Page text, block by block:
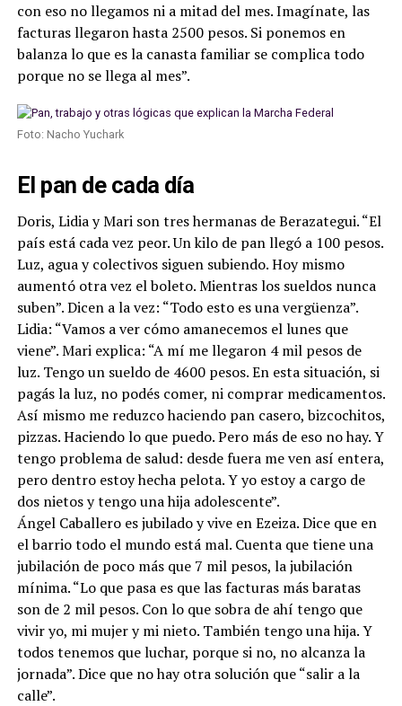
con eso no llegamos ni a mitad del mes. Imagínate, las
facturas llegaron hasta 2500 pesos. Si ponemos en
balanza lo que es la canasta familiar se complica todo
porque no se llega al mes”.
Foto: Nacho Yuchark
El pan de cada día
Doris, Lidia y Mari son tres hermanas de Berazategui. “El
país está cada vez peor. Un kilo de pan llegó a 100 pesos.
Luz, agua y colectivos siguen subiendo. Hoy mismo
aumentó otra vez el boleto. Mientras los sueldos nunca
suben”. Dicen a la vez: “Todo esto es una vergüenza”.
Lidia: “Vamos a ver cómo amanecemos el lunes que
viene”. Mari explica: “A mí me llegaron 4 mil pesos de
luz. Tengo un sueldo de 4600 pesos. En esta situación, si
pagás la luz, no podés comer, ni comprar medicamentos.
Así mismo me reduzco haciendo pan casero, bizcochitos,
pizzas. Haciendo lo que puedo. Pero más de eso no hay. Y
tengo problema de salud: desde fuera me ven así entera,
pero dentro estoy hecha pelota. Y yo estoy a cargo de
dos nietos y tengo una hija adolescente”.
Ángel Caballero es jubilado y vive en Ezeiza. Dice que en
el barrio todo el mundo está mal. Cuenta que tiene una
jubilación de poco más que 7 mil pesos, la jubilación
mínima. “Lo que pasa es que las facturas más baratas
son de 2 mil pesos. Con lo que sobra de ahí tengo que
vivir yo, mi mujer y mi nieto. También tengo una hija. Y
todos tenemos que luchar, porque si no, no alcanza la
jornada”. Dice que no hay otra solución que “salir a la
calle”.